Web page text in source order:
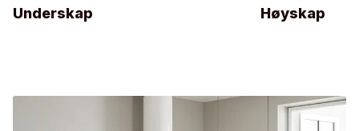
Underskap Høyskap